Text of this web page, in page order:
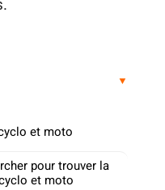
et moto
pour trouver la
et moto